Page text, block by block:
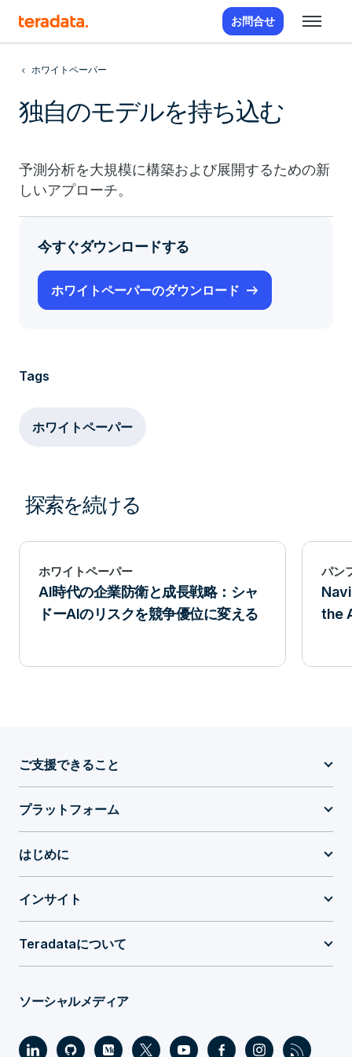
お問合せ
ホワイトペーパー
独自のモデルを持ち込む
予測分析を大規模に構築および展開するための新
しいアプローチ。
今すぐダウンロードする
ホワイトペーパーのダウンロード
Tags
ホワイトペーパー
探索を続ける
ホワイトペーパー
AI時代の企業防衛と成長戦略：シャ
ドーAIのリスクを競争優位に変える
パン
the
ご支援できること
プラットフォーム
はじめに
インサイト
Teradataについて
ソーシャルメディア